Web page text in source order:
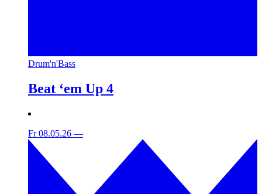
Drum'n'Bass
Beat ‘em Up 4
Fr 08.05.26 —